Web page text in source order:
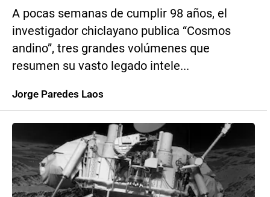
A pocas semanas de cumplir 98 años, el
investigador chiclayano publica “Cosmos
andino”, tres grandes volúmenes que
resumen su vasto legado intele...
Jorge Paredes Laos